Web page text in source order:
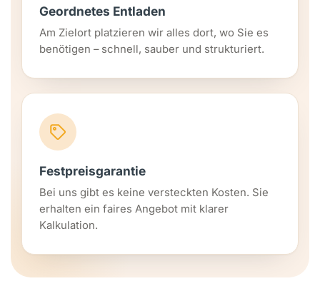
Geordnetes Entladen
Am Zielort platzieren wir alles dort, wo Sie es
benötigen – schnell, sauber und strukturiert.
Festpreisgarantie
Bei uns gibt es keine versteckten Kosten. Sie
erhalten ein faires Angebot mit klarer
Kalkulation.